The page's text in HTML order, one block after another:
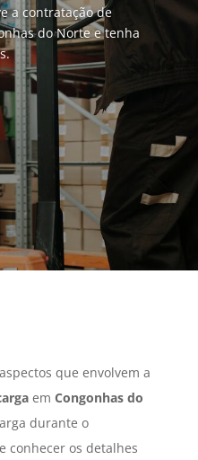
a contratação de
do Norte e tenha
que envolvem a
em Congonhas do
durante o
conhecer os detalhes